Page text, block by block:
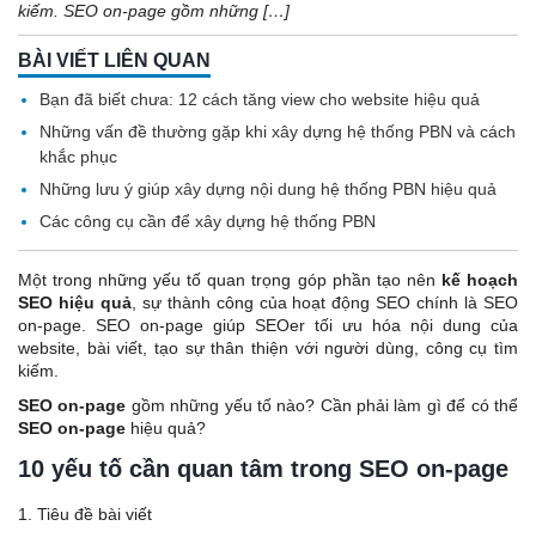
kiếm. SEO on-page gồm những […]
BÀI VIẾT LIÊN QUAN
Bạn đã biết chưa: 12 cách tăng view cho website hiệu quả
Những vấn đề thường gặp khi xây dựng hệ thống PBN và cách
khắc phục
Những lưu ý giúp xây dựng nội dung hệ thống PBN hiệu quả
Các công cụ cần để xây dựng hệ thống PBN
Một trong những yếu tố quan trọng góp phần tạo nên kế hoạch
SEO hiệu quả, sự thành công của hoạt động SEO chính là SEO
on-page. SEO on-page giúp SEOer tối ưu hóa nội dung của
website, bài viết, tạo sự thân thiện với người dùng, công cụ tìm
kiếm.
SEO on-page gồm những yếu tố nào? Cần phải làm gì để có thể
SEO on-page hiệu quả?
10 yếu tố cần quan tâm trong SEO on-page
1. Tiêu đề bài viết